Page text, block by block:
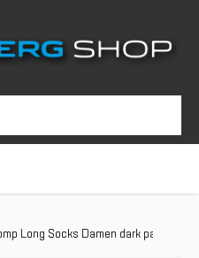
Long Socks Damen dark pacific